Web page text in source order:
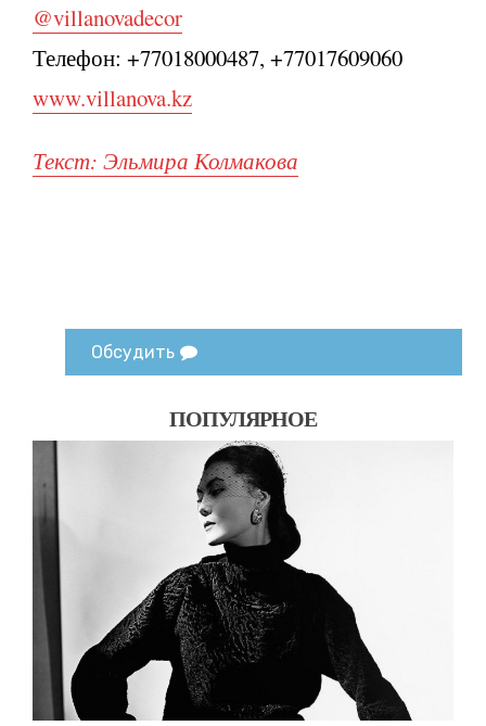
@villanovadecor
Телефон: +77018000487, +77017609060
www.villanova.kz
Текст: Эльмира Колмакова
Обсудить
ПОПУЛЯРНОЕ